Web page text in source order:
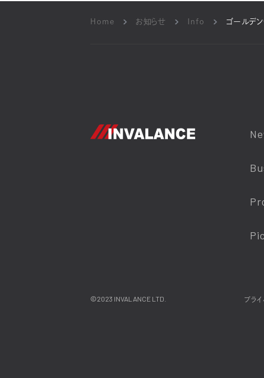
Home お知らせ Info ゴールデ
©2023 INVALANCE LTD. プライ